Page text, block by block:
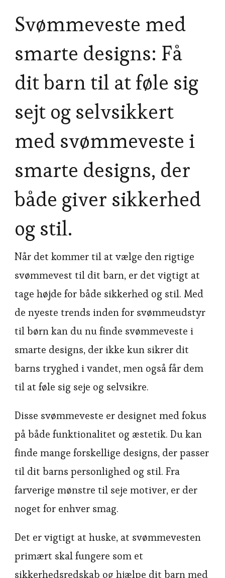
Svømmeveste med
smarte designs: Få
dit barn til at føle sig
sejt og selvsikkert
med svømmeveste i
smarte designs, der
både giver sikkerhed
og stil.
Når det kommer til at vælge den rigtige
svømmevest til dit barn, er det vigtigt at
tage højde for både sikkerhed og stil. Med
de nyeste trends inden for svømmeudstyr
til børn kan du nu finde svømmeveste i
smarte designs, der ikke kun sikrer dit
barns tryghed i vandet, men også får dem
til at føle sig seje og selvsikre.
Disse svømmeveste er designet med fokus
på både funktionalitet og æstetik. Du kan
finde mange forskellige designs, der passer
til dit barns personlighed og stil. Fra
farverige mønstre til seje motiver, er der
noget for enhver smag.
Det er vigtigt at huske, at svømmevesten
primært skal fungere som et
sikkerhedsredskab og hjælpe dit barn med